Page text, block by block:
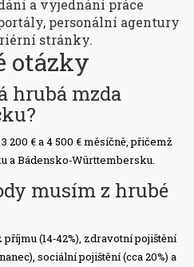
a vyjednání práce
personální agentury
stránky.
otázky
hrubá mzda
200 € a 4 500 € měsíčně, přičemž
a Bádensko‑Württembersku.
musím z hrubé
(14‑42%), zdravotní pojištění
sociální pojištění (cca 20%) a